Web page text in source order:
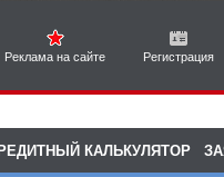
Реклама на сайте Регистрация
КАЛЬКУЛЯТОР